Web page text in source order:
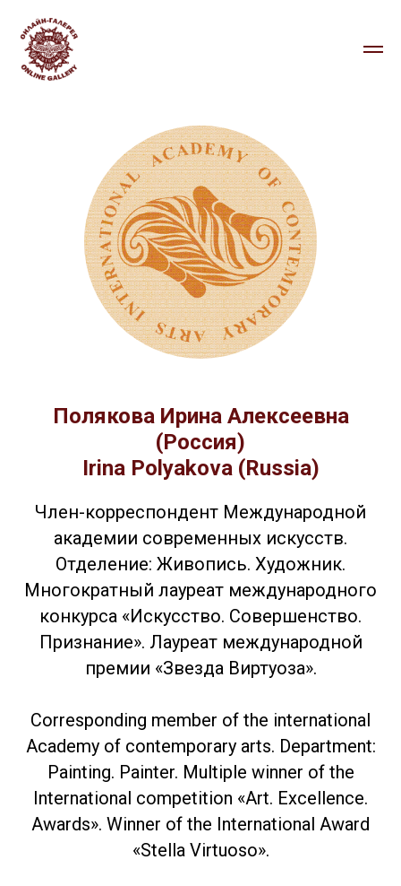
Полякова Ирина Алексеевна
(Россия)
Irina Polyakova (Russia)
Член-корреспондент Международной
академии современных искусств.
Отделение: Живопись. Художник.
Многократный лауреат международного
конкурса «Искусство. Совершенство.
Признание». Лауреат международной
премии «Звезда Виртуоза».
Corresponding member of the international
Academy of contemporary arts. Department:
Painting. Painter. Multiple winner of the
International competition «Art. Excellence.
Awards». Winner of the International Award
«Stella Virtuoso».